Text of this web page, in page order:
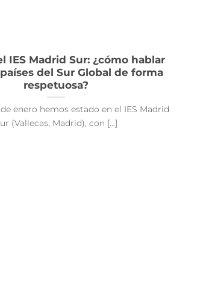
IES Madrid Sur: ¿cómo hablar
del Sur Global de forma
respetuosa?
enero hemos estado en el IES Madrid
(Vallecas, Madrid), con [...]